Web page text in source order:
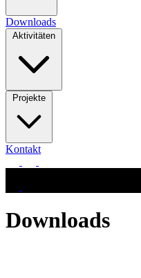
Downloads
Aktivitäten
Projekte
Kontakt
Downloads